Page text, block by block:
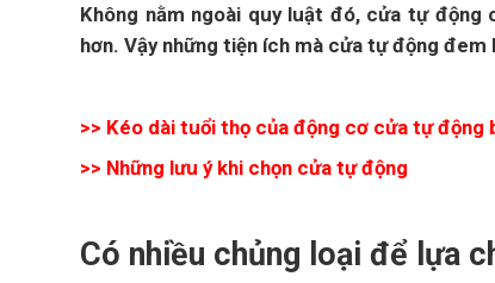
Không nằm ngoài quy luật đó, cửa tự động
hơn. Vậy những tiện ích mà cửa tự động
>> Kéo dài tuổi thọ của động cơ cửa tự động
>> Những lưu ý khi chọn cửa tự động
Có nhiều chủng loại để lựa